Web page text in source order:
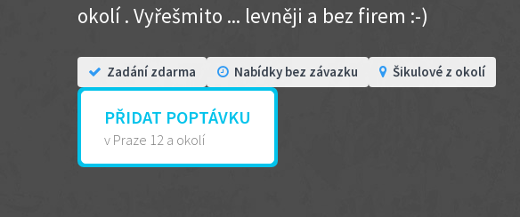
okolí . Vyřešmito ... levněji a bez firem :-)
Zadání zdarma Nabídky bez závazku Šikulové z okolí
PŘIDAT POPTÁVKU
v Praze 12 a okolí